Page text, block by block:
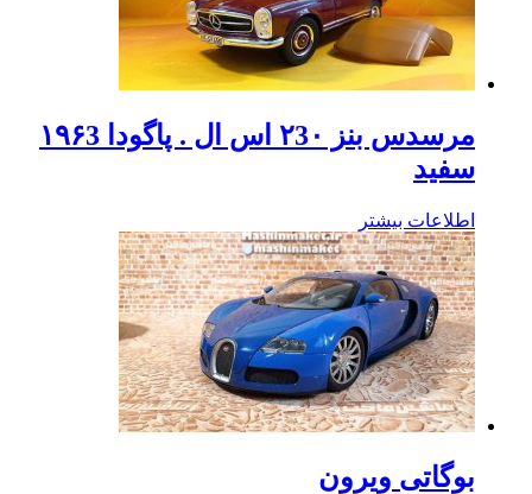
مرسدس بنز ۲3۰ اس ال . پاگودا ۱۹۶3
سفید
اطلاعات بیشتر
بوگاتی ویرون